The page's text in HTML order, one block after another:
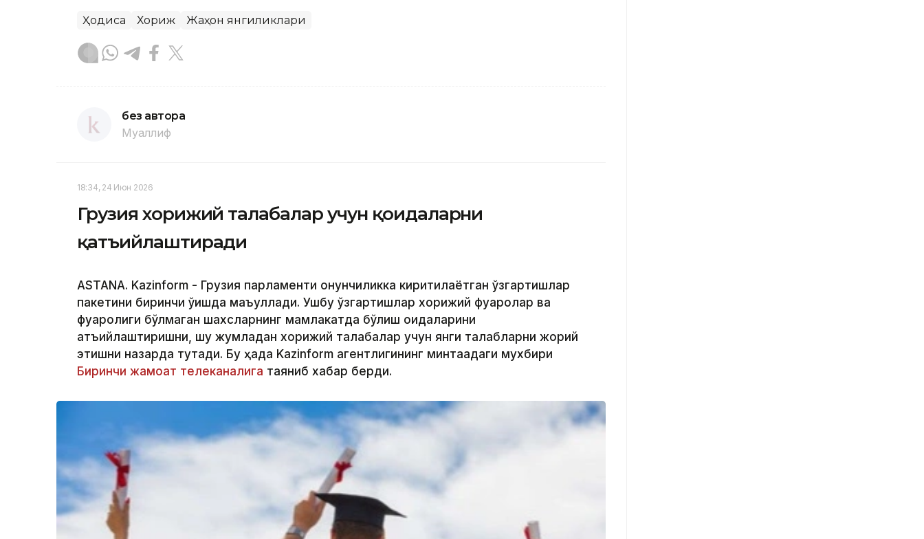
Ҳодиса Хориж Жаҳон янгиликлари
без автора
Муаллиф
18:34, 24 Июн 2026
Грузия хорижий талабалар учун қоидаларни
қатъийлаштиради
ASTANA. Kazinform - Грузия парламенти қонунчиликка киритилаётган ўзгартишлар
пакетини биринчи ўқишда маъқуллади. Ушбу ўзгартишлар хорижий фуқаролар ва
фуқаролиги бўлмаган шахсларнинг мамлакатда бўлиш қоидаларини
қатъийлаштиришни, шу жумладан хорижий талабалар учун янги талабларни жорий
этишни назарда тутади. Бу ҳақда Kazinform агентлигининг минтақадаги мухбири
Биринчи жамоат телеканалига таяниб хабар берди.